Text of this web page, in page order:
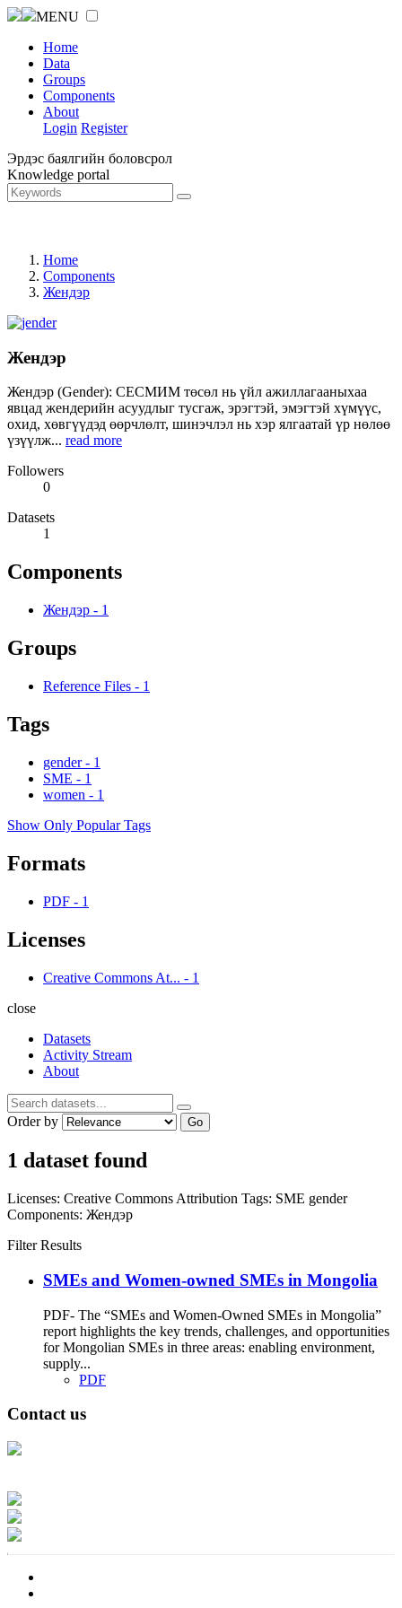
MENU
Home
Data
Groups
Components
About
Login Register
Эрдэс баялгийн боловсрол
Knowledge portal
Home
Components
Жендэр
Жендэр
Жендэр (Gender): СЕСМИМ төсөл нь үйл ажиллагааныхаа
явцад жендерийн асуудлыг тусгаж, эрэгтэй, эмэгтэй хүмүүс,
охид, хөвгүүдэд өөрчлөлт, шинэчлэл нь хэр ялгаатай үр нөлөө
үзүүлж... read more
Followers
0
Datasets
1
Components
Жендэр - 1
Groups
Reference Files - 1
Tags
gender - 1
SME - 1
women - 1
Show Only Popular Tags
Formats
PDF - 1
Licenses
Creative Commons At... - 1
close
Datasets
Activity Stream
About
Order by Go
1 dataset found
Licenses: Creative Commons Attribution Tags: SME gender
Components: Жендэр
Filter Results
SMEs and Women-owned SMEs in Mongolia
PDF- The “SMEs and Women-Owned SMEs in Mongolia”
report highlights the key trends, challenges, and opportunities
for Mongolian SMEs in three areas: enabling environment,
supply...
PDF
Contact us